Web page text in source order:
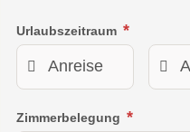
Urlaubszeitraum
Zimmerbelegung